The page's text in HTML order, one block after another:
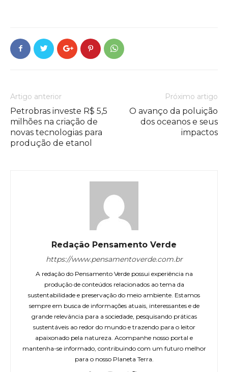
Artigo anterior
Petrobras investe R$ 5,5
milhões na criação de
novas tecnologias para
produção de etanol
Próximo artigo
O avanço da poluição
dos oceanos e seus
impactos
Redação Pensamento Verde
https://www.pensamentoverde.com.br
A redação do Pensamento Verde possui experiência na
produção de conteúdos relacionados ao tema da
sustentabilidade e preservação do meio ambiente. Estamos
sempre em busca de informações atuais, interessantes e de
grande relevância para a sociedade, pesquisando práticas
sustentáveis ao redor do mundo e trazendo para o leitor
apaixonado pela natureza. Acompanhe nosso portal e
mantenha-se informado, contribuindo com um futuro melhor
para o nosso Planeta Terra.